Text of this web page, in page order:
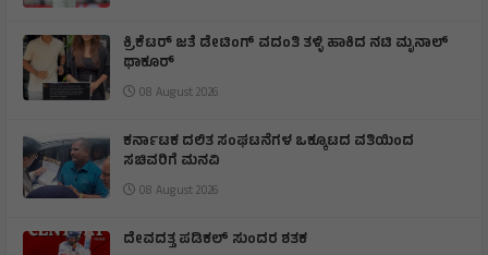
ಕ್ರಿಕೆಟರ್ ಜತೆ ಡೇಟಿಂಗ್ ವದಂತಿ ತಳ್ಳಿ ಹಾಕಿದ ನಟಿ ಮೃನಾಲ್
ಥಾಕೂರ್
08 August 2026
ಕರ್ನಾಟಕ ದಲಿತ ಸಂಘಟನೆಗಳ ಒಕ್ಕೂಟದ ವತಿಯಿಂದ
ಸಚಿವರಿಗೆ ಮನವಿ
08 August 2026
ದೇವದತ್ತ ಪಡಿಕಲ್ ಸುಂದರ ಶತಕ